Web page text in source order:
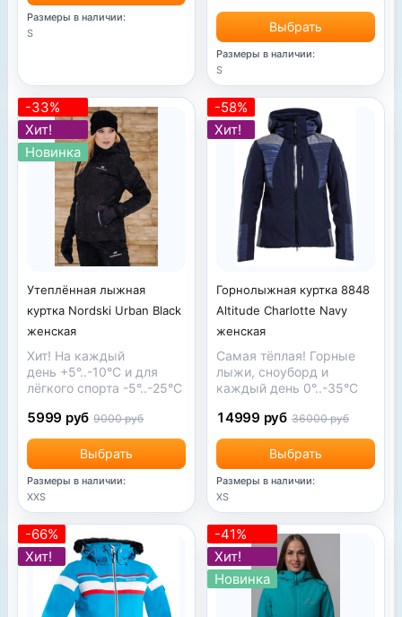
Размеры в наличии:
S
Выбрать
Размеры в наличии:
S
-33%
Хит!
Новинка
Утеплённая лыжная
куртка Nordski Urban Black
женская
Хит! На каждый
день +5°..-10°С и для
лёгкого спорта -5°..-25°С
Выбрать
5999 руб 9000 руб
Размеры в наличии:
XXS
-58%
Хит!
Горнолыжная куртка 8848
Altitude Charlotte Navy
женская
Самая тёплая! Горные
лыжи, сноуборд и
каждый день 0°..-35°С
Выбрать
14999 руб 36000 руб
Размеры в наличии:
XS
-66%
Хит!
-41%
Хит!
Новинка